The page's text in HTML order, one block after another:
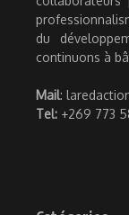
du
continuons à
Mail:
Tel: +269 773